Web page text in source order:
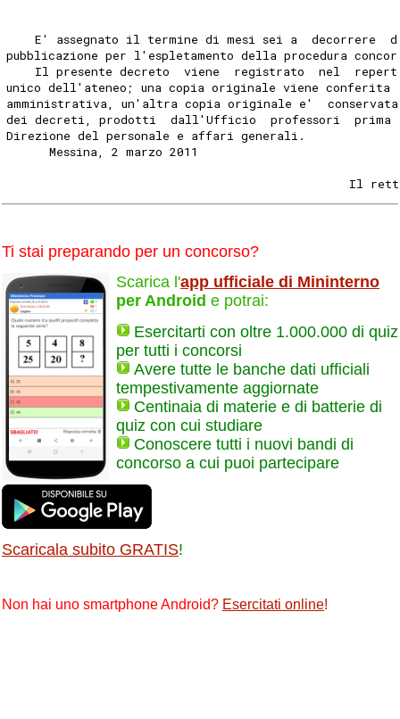
E' assegnato il termine di mesi sei a  decorrere
pubblicazione per l'espletamento della procedura
Il presente decreto  viene  registrato  nel
unico dell'ateneo; una copia originale viene conferita
amministrativa, un'altra copia originale e'
dei decreti, prodotti  dall'Ufficio  professori  prima
Direzione del personale e affari generali.
      Messina, 2 marzo 2011
Il
Ti stai preparando per un concorso?
Scarica l'app ufficiale di Mininterno
per Android e potrai:
Esercitarti con oltre 1.000.000 di quiz
per tutti i concorsi
Avere tutte le banche dati ufficiali
tempestivamente aggiornate
Centinaia di materie e di batterie di
quiz con cui studiare
Conoscere tutti i nuovi bandi di
concorso a cui puoi partecipare
Scaricala subito GRATIS!
Non hai uno smartphone Android? Esercitati online!